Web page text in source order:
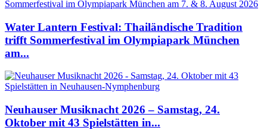
Water Lantern Festival: Thailändische Tradition
trifft Sommerfestival im Olympiapark München
am...
Neuhauser Musiknacht 2026 – Samstag, 24.
Oktober mit 43 Spielstätten in...